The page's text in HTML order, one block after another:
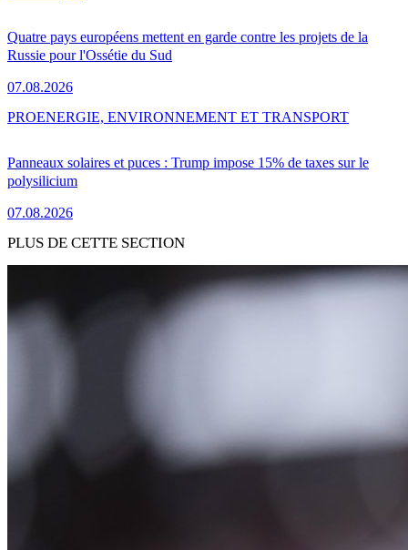
Quatre pays européens mettent en garde contre les projets de la
Russie pour l'Ossétie du Sud
07.08.2026
Panneaux solaires et puces : Trump impose 15% de taxes sur le
polysilicium
07.08.2026
PROENERGIE, ENVIRONNEMENT ET TRANSPORT
PLUS DE CETTE SECTION